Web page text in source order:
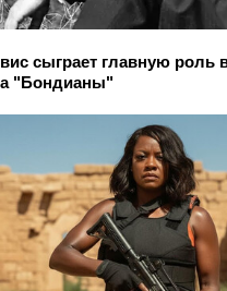
сыграет главную роль
"Бондианы"